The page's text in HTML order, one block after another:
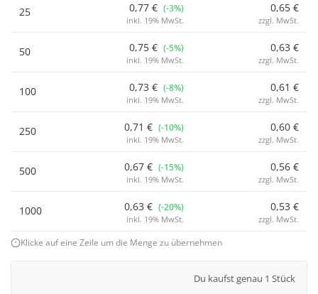
25 0,77 € (-3%)
inkl. 19% MwSt.
0,65 €
zzgl. MwSt.
50 0,75 € (-5%)
inkl. 19% MwSt.
0,63 €
zzgl. MwSt.
100 0,73 € (-8%)
inkl. 19% MwSt.
0,61 €
zzgl. MwSt.
250 0,71 € (-10%)
inkl. 19% MwSt.
0,60 €
zzgl. MwSt.
500 0,67 € (-15%)
inkl. 19% MwSt.
0,56 €
zzgl. MwSt.
1000 0,63 € (-20%)
inkl. 19% MwSt.
0,53 €
zzgl. MwSt.
Klicke auf eine Zeile um die Menge zu übernehmen
Du kaufst genau 1 Stück